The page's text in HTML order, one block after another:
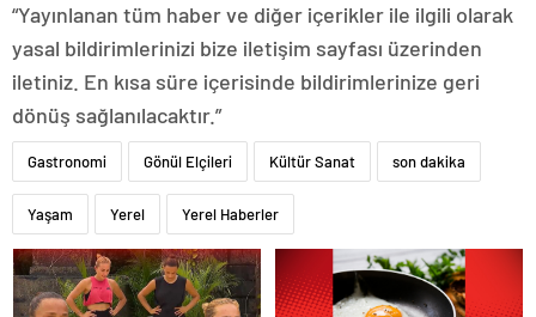
“Yayınlanan tüm haber ve diğer içerikler ile ilgili olarak
yasal bildirimlerinizi bize iletişim sayfası üzerinden
iletiniz. En kısa süre içerisinde bildirimlerinize geri
dönüş sağlanılacaktır.”
Gastronomi Gönül Elçileri Kültür Sanat son dakika
Yaşam Yerel Yerel Haberler